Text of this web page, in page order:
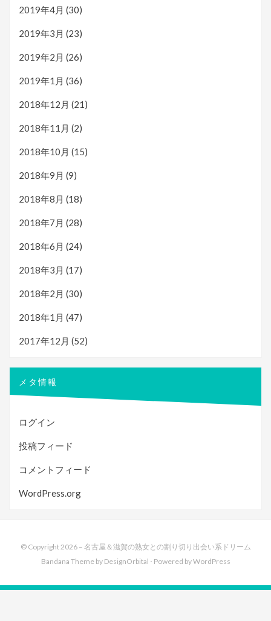
2019年4月 (30)
2019年3月 (23)
2019年2月 (26)
2019年1月 (36)
2018年12月 (21)
2018年11月 (2)
2018年10月 (15)
2018年9月 (9)
2018年8月 (18)
2018年7月 (28)
2018年6月 (24)
2018年3月 (17)
2018年2月 (30)
2018年1月 (47)
2017年12月 (52)
メタ情報
ログイン
投稿フィード
コメントフィード
WordPress.org
© Copyright 2026 – 名古屋＆滋賀の熟女との割り切り出会い系ドリーム
Bandana Theme by DesignOrbital ⋅ Powered byWordPress